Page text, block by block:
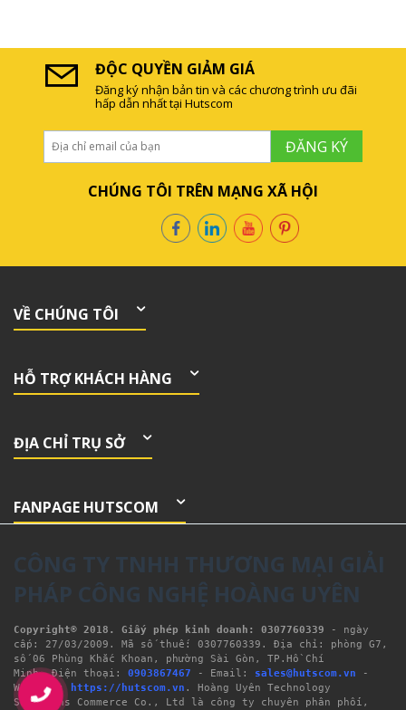
ĐỘC QUYỀN GIẢM GIÁ
Đăng ký nhận bản tin và các chương trình ưu đãi
hấp dẫn nhất tại Hutscom
ĐĂNG KÝ
CHÚNG TÔI TRÊN MẠNG XÃ HỘI
VỀ CHÚNG TÔI
HỖ TRỢ KHÁCH HÀNG
ĐỊA CHỈ TRỤ SỞ
FANPAGE HUTSCOM
CÔNG TY TNHH THƯƠNG MẠI GIẢI
PHÁP CÔNG NGHỆ HOÀNG UYÊN
Copyright® 2018. Giấy phép kinh doanh: 0307760339
- ngày
cấp: 27/03/2009. Mã số thuế: 0307760339. Địa chỉ: phòng G7,
số 06 Phùng Khắc Khoan, phường Sài Gòn, TP.Hồ Chí
Minh. Điện thoại: 0903867467 - Email: sales@hutscom.vn -
Website: https://hutscom.vn . Hoàng Uyên Technology
Solutions Commerce Co., Ltd là công ty chuyên phân phối,